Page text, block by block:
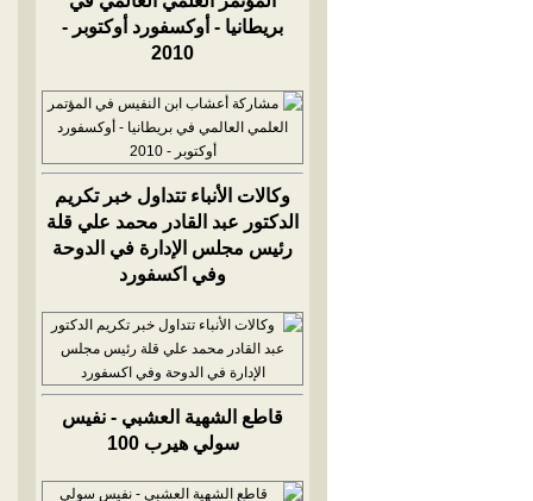
بريطانيا - أوكسفورد أوكتوبر -
2010
وكالات الأنباء تتداول خبر تكريم
الدكتور عبد القادر محمد علي قلة
رئيس مجلس الإدارة في الدوحة
وفي اكسفورد
قاطع الشهية العشبي - نفيس
سولي هيرب 100